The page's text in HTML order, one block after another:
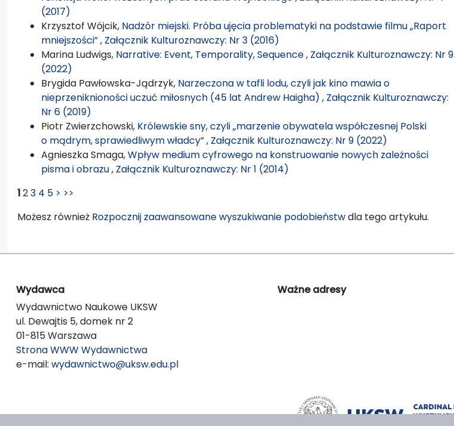
(2017)
Krzysztof Wójcik, Nadzór miejski. Próba ujęcia problematyki na podstawie filmu „Raport
mniejszości”, Załącznik Kulturoznawczy: Nr 3 (2016)
Marina Ludwigs, Narrative: Event, Temporality, Sequence, Załącznik Kulturoznawczy: Nr 9
(2022)
Brygida Pawłowska-Jądrzyk, Narzeczona w tafli lodu, czyli jak kino mawia o
nieprzeniknioności uczuć miłosnych (45 lat Andrew Haigha) , Załącznik Kulturoznawczy:
Nr 6 (2019)
Piotr Zwierzchowski, Królewskie sny, czyli „marzenie obywatela współczesnej Polski
o mądrym, sprawiedliwym władcy”, Załącznik Kulturoznawczy: Nr 9 (2022)
Agnieszka Smaga,Wpływ medium cyfrowego na konstruowanie nowych zależności
pisma i obrazu, Załącznik Kulturoznawczy: Nr 1 (2014)
123 4 5 > >>
Możesz również Rozpocznij zaawansowane wyszukiwanie podobieństwdla tego artykułu.
Wydawca
Wydawnictwo Naukowe UKSW
ul. Dewajtis 5, domek nr 2
01-815 Warszawa
Strona WWW Wydawnictwa
e-mail: wydawnictwo@uksw.edu.pl
Ważne adresy